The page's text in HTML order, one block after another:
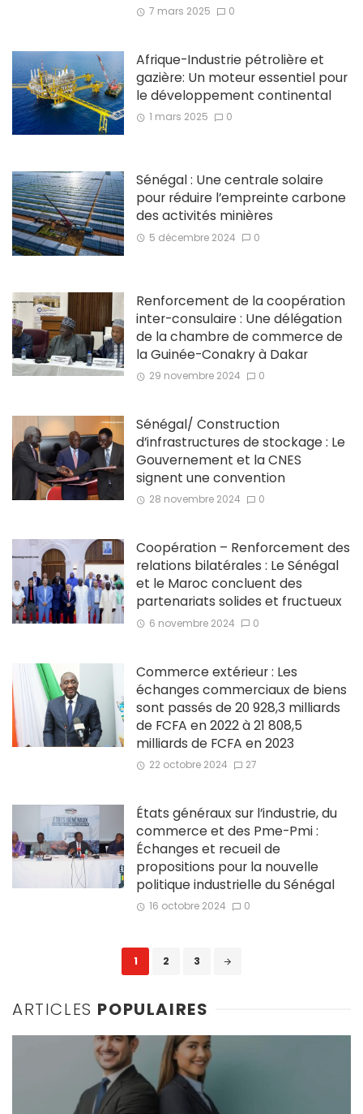
7 mars 2025 0
Afrique-Industrie pétrolière et
gazière: Un moteur essentiel pour
le développement continental
1 mars 2025 0
Sénégal : Une centrale solaire
pour réduire l’empreinte carbone
des activités minières
5 décembre 2024 0
Renforcement de la coopération
inter-consulaire : Une délégation
de la chambre de commerce de
la Guinée-Conakry à Dakar
29 novembre 2024 0
Sénégal/ Construction
d’infrastructures de stockage : Le
Gouvernement et la CNES
signent une convention
28 novembre 2024 0
Coopération – Renforcement des
relations bilatérales : Le Sénégal
et le Maroc concluent des
partenariats solides et fructueux
6 novembre 2024 0
Commerce extérieur : Les
échanges commerciaux de biens
sont passés de 20 928,3 milliards
de FCFA en 2022 à 21 808,5
milliards de FCFA en 2023
22 octobre 2024 27
États généraux sur l’industrie, du
commerce et des Pme-Pmi :
Échanges et recueil de
propositions pour la nouvelle
politique industrielle du Sénégal
16 octobre 2024 0
1 2 3
ARTICLES POPULAIRES